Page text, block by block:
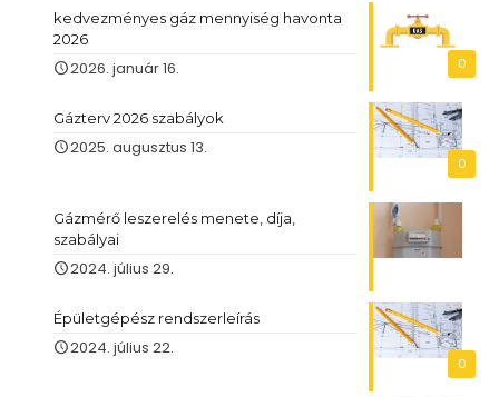
0
kedvezményes gáz mennyiség havonta
2026
2026. január 16.
0
Gázterv 2026 szabályok
2025. augusztus 13.
Gázmérő leszerelés menete, díja,
szabályai
2024. július 29.
0
Épületgépész rendszerleírás
2024. július 22.